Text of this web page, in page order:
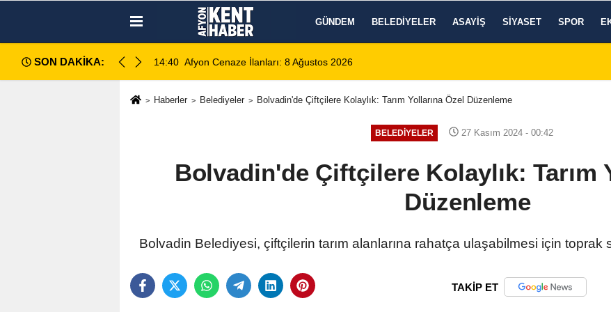
GÜNDEM BELEDIYELER ASAYIŞ SIYASET SPOR
SON DAKİKA: 14:40 Afyon Cenaze İlanları: 8 Ağustos 2026 Sinanpaşa’da Otobüs
Haberler Belediyeler Bolvadin'de Çiftçilere Kolaylık: Tarım Yollarına Özel Düzenleme
BELEDIYELER 27 Kasım 2024 - 00:42
Bolvadin'de Çiftçilere Kolaylık: Tarım
Düzenleme
Bolvadin Belediyesi, çiftçilerin tarım alanlarına rahatça ulaşabilmesi için toprak
TAKİP ET